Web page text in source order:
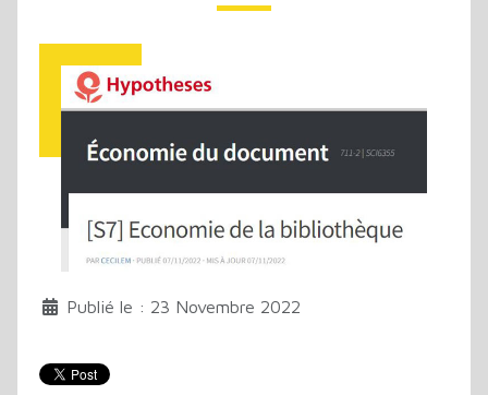
Publié le : 23 Novembre 2022